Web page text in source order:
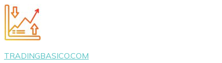
Saltar
al
contenido
TRADINGBASICO.COM